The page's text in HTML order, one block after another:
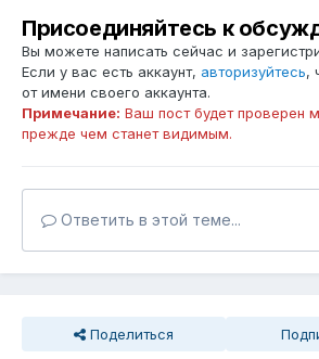
Присоединяйтесь к
Вы можете написать сейчас и
Если у вас есть аккаунт, авторизуйтесь,
от имени своего аккаунта.
Примечание: Ваш пост будет проверен
прежде чем станет видимым.
Ответить в этой теме...
Поделиться